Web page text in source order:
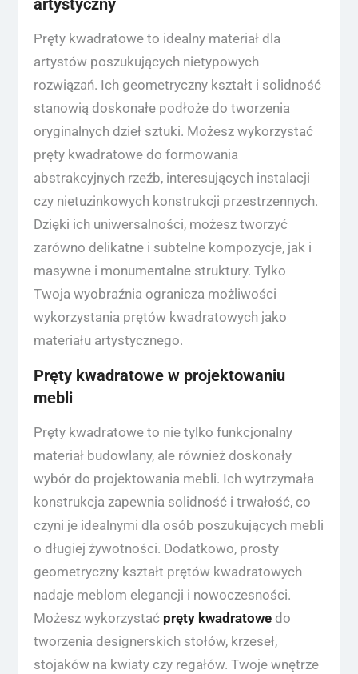
artystyczny
Pręty kwadratowe to idealny materiał dla
artystów poszukujących nietypowych
rozwiązań. Ich geometryczny kształt i solidność
stanowią doskonałe podłoże do tworzenia
oryginalnych dzieł sztuki. Możesz wykorzystać
pręty kwadratowe do formowania
abstrakcyjnych rzeźb, interesujących instalacji
czy nietuzinkowych konstrukcji przestrzennych.
Dzięki ich uniwersalności, możesz tworzyć
zarówno delikatne i subtelne kompozycje, jak i
masywne i monumentalne struktury. Tylko
Twoja wyobraźnia ogranicza możliwości
wykorzystania prętów kwadratowych jako
materiału artystycznego.
Pręty kwadratowe w projektowaniu
mebli
Pręty kwadratowe to nie tylko funkcjonalny
materiał budowlany, ale również doskonały
wybór do projektowania mebli. Ich wytrzymała
konstrukcja zapewnia solidność i trwałość, co
czyni je idealnymi dla osób poszukujących mebli
o długiej żywotności. Dodatkowo, prosty
geometryczny kształt prętów kwadratowych
nadaje meblom elegancji i nowoczesności.
Możesz wykorzystać pręty kwadratowedo
tworzenia designerskich stołów, krzeseł,
stojaków na kwiaty czy regałów. Twoje wnętrze